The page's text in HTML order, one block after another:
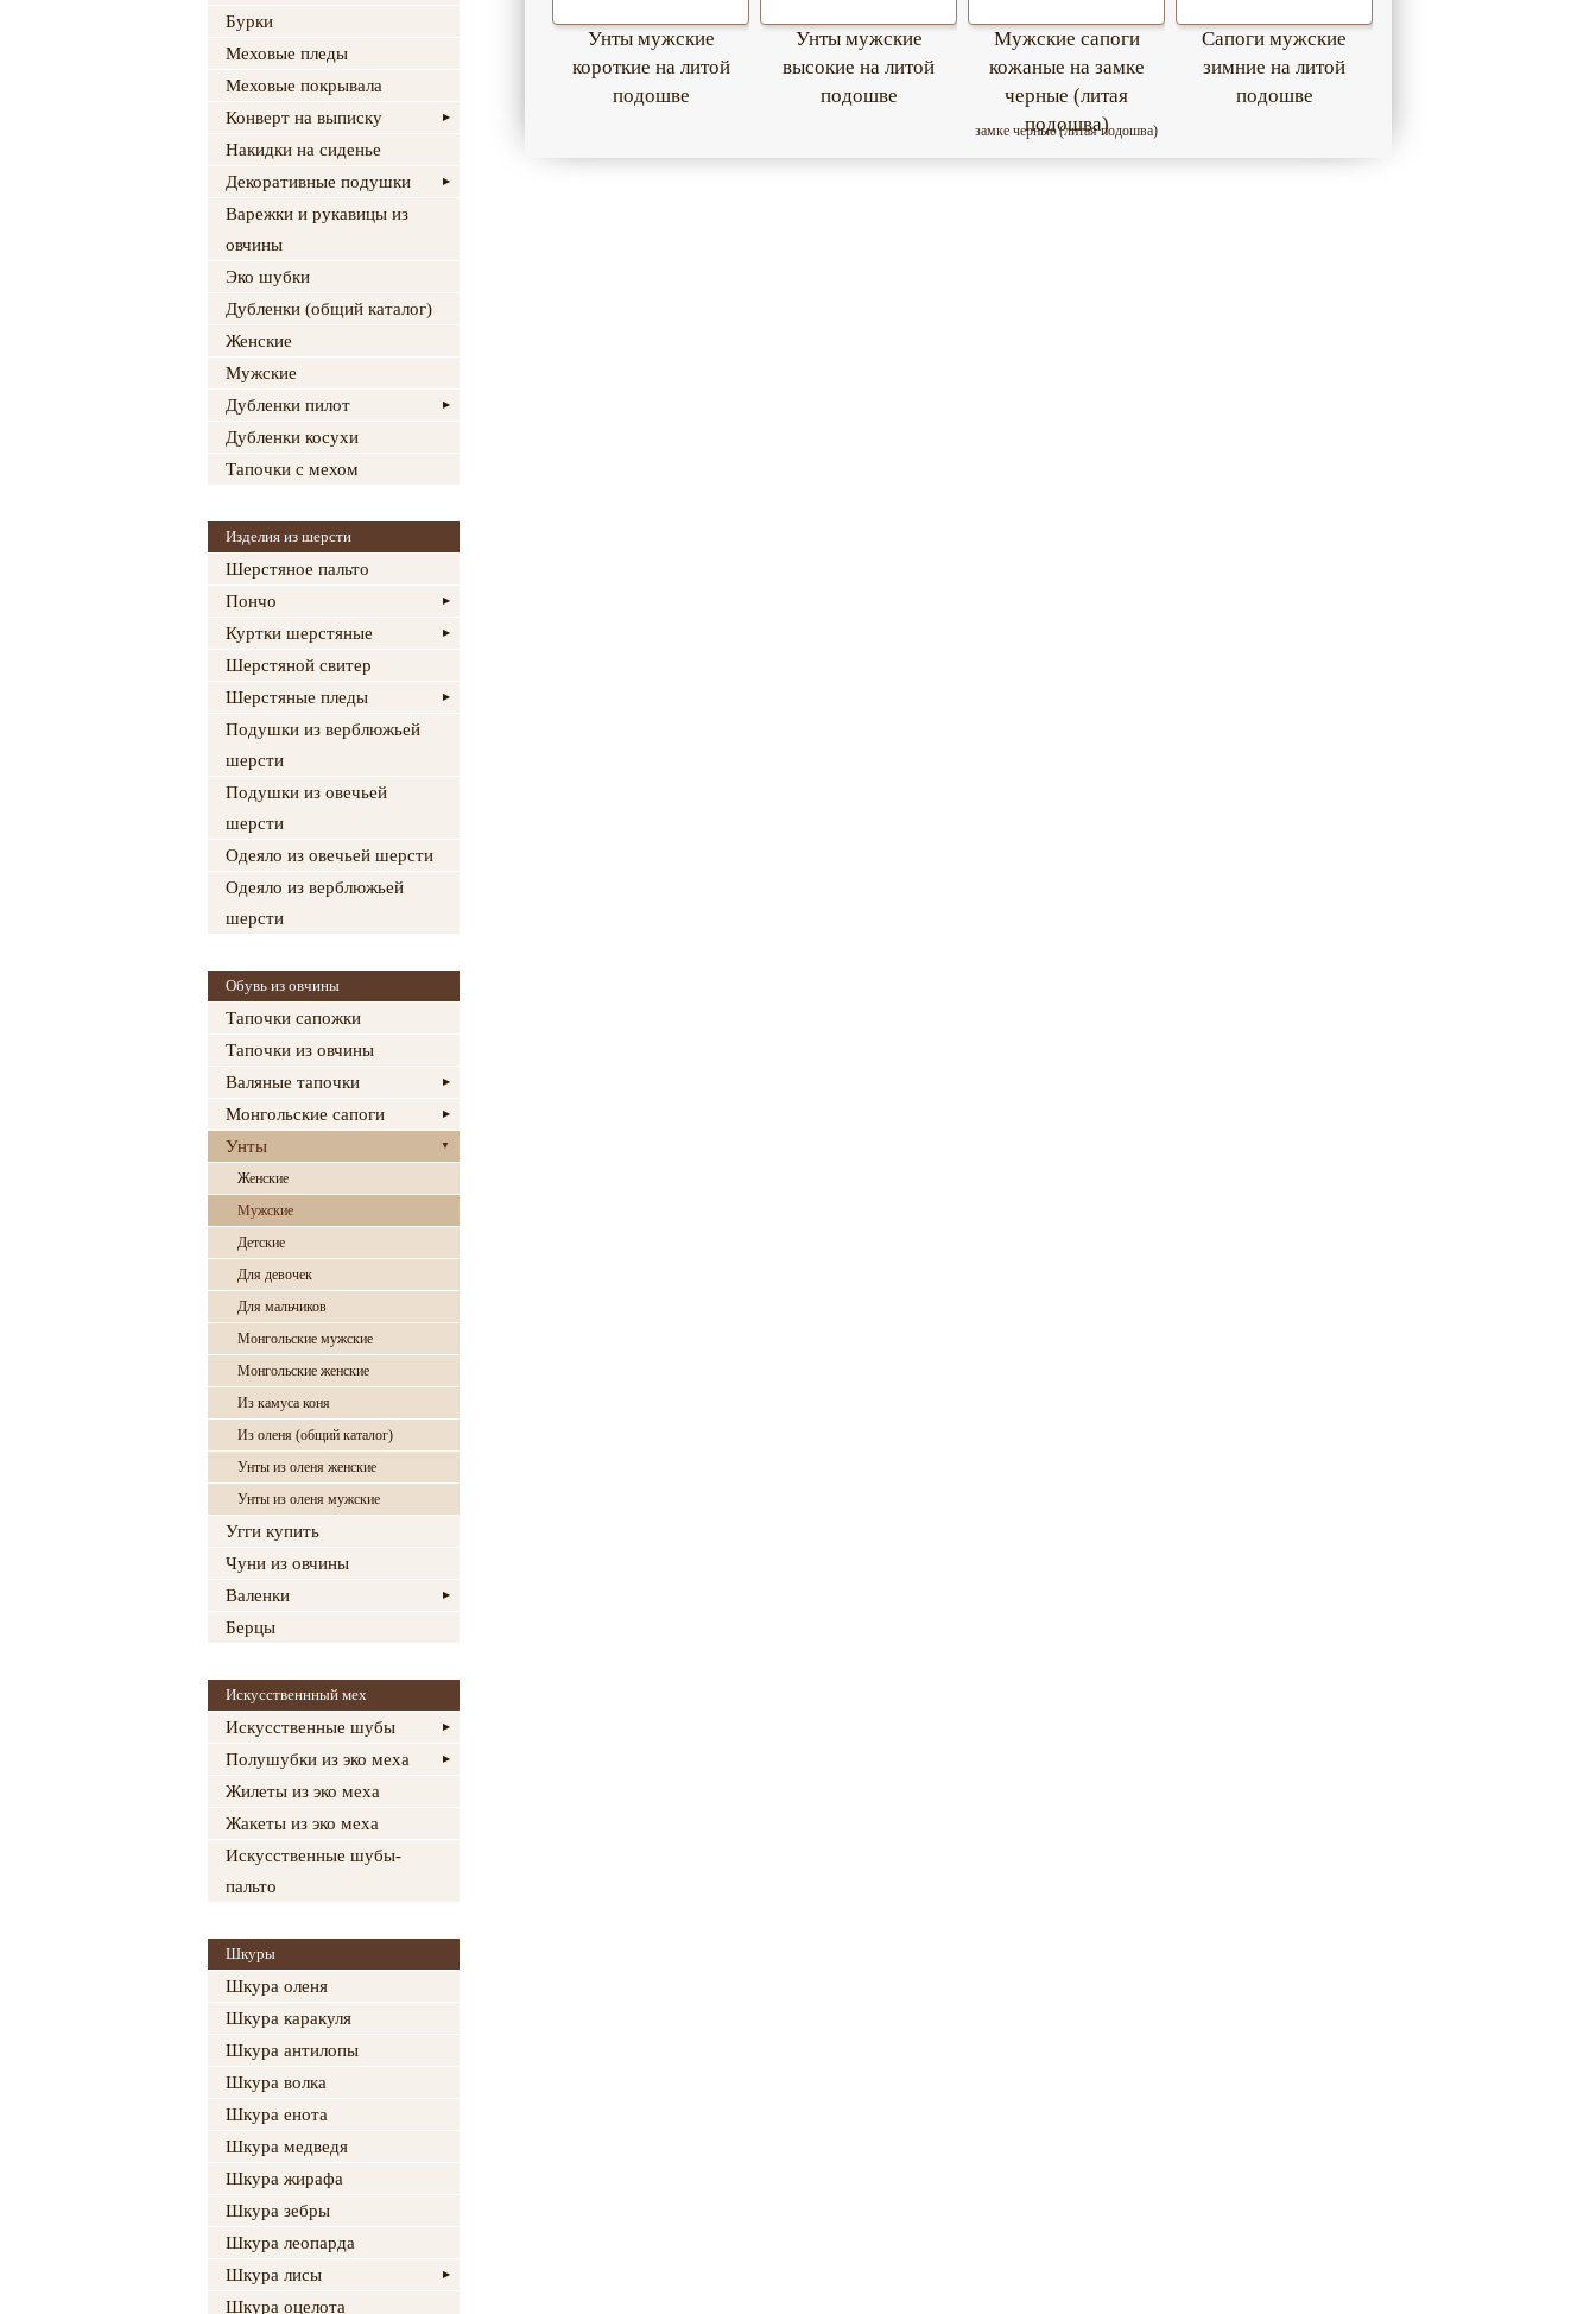
Бурки
Меховые пледы
Меховые покрывала
Конверт на выписку
Накидки на сиденье
Декоративные подушки
Варежки и рукавицы из
овчины
Эко шубки
Дубленки (общий каталог)
Женские
Мужские
Дубленки пилот
Дубленки косухи
Тапочки с мехом
Изделия из шерсти
Шерстяное пальто
Пончо
Куртки шерстяные
Шерстяной свитер
Шерстяные пледы
Подушки из верблюжьей
шерсти
Подушки из овечьей
шерсти
Одеяло из овечьей шерсти
Одеяло из верблюжьей
шерсти
Обувь из овчины
Тапочки сапожки
Тапочки из овчины
Валяные тапочки
Монгольские сапоги
Унты
Женские
Мужские
Детские
Для девочек
Для мальчиков
Монгольские мужские
Монгольские женские
Из камуса коня
Из оленя (общий каталог)
Унты из оленя женские
Унты из оленя мужские
Угги купить
Чуни из овчины
Валенки
Берцы
Искусственнный мех
Искусственные шубы
Полушубки из эко меха
Жилеты из эко меха
Жакеты из эко меха
Искусственные шубы-
пальто
Шкуры
Шкура оленя
Шкура каракуля
Шкура антилопы
Шкура волка
Шкура енота
Шкура медведя
Шкура жирафа
Шкура зебры
Шкура леопарда
Шкура лисы
Шкура оцелота
Унты мужские
короткие на литой
подошве
Унты мужские
высокие на литой
подошве
Мужские сапоги
кожаные на замке
черные (литая
подошва)
Сапоги мужские
зимние на литой
подошве